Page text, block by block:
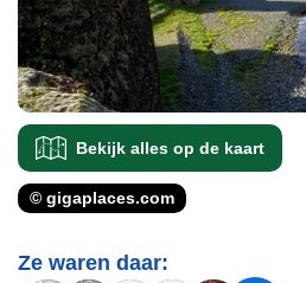
Bekijk alles op de kaart
© gigaplaces.com
Ze waren daar: